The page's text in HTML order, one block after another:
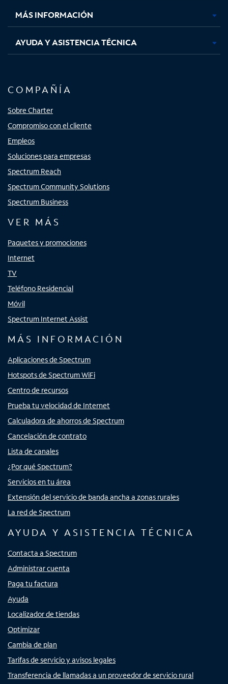
MÁS INFORMACIÓN
AYUDA Y ASISTENCIA TÉCNICA
COMPAÑÍA
Sobre Charter
Compromiso con el cliente
Empleos
Soluciones para empresas
Spectrum Reach
Spectrum Community Solutions
Spectrum Business
VER MÁS
Paquetes y promociones
Internet
TV
Teléfono Residencial
Móvil
Spectrum Internet Assist
MÁS INFORMACIÓN
Aplicaciones de Spectrum
Hotspots de Spectrum WiFi
Centro de recursos
Prueba tu velocidad de Internet
Calculadora de ahorros de Spectrum
Cancelación de contrato
Lista de canales
¿Por qué Spectrum?
Servicios en tu área
Extensión del servicio de banda ancha a zonas rurales
La red de Spectrum
AYUDA Y ASISTENCIA TÉCNICA
Contacta a Spectrum
Administrar cuenta
Paga tu factura
Ayuda
Localizador de tiendas
Optimizar
Cambia de plan
Tarifas de servicio y avisos legales
Transferencia de llamadas a un proveedor de servicio rural